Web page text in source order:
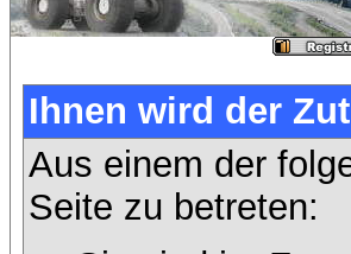
Ihnen wird der
Aus einem der
Seite zu betreten: